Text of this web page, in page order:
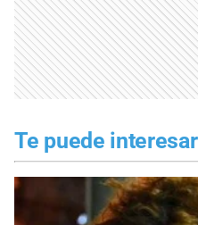
Te puede interesar